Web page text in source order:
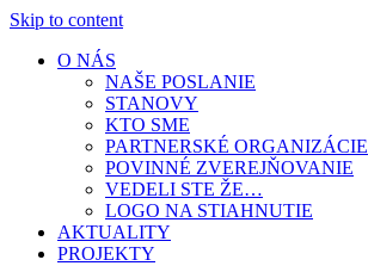
Skip to content
O NÁS
NAŠE POSLANIE
STANOVY
KTO SME
PARTNERSKÉ ORGANIZÁCIE
POVINNÉ ZVEREJŇOVANIE
VEDELI STE ŽE…
LOGO NA STIAHNUTIE
AKTUALITY
PROJEKTY